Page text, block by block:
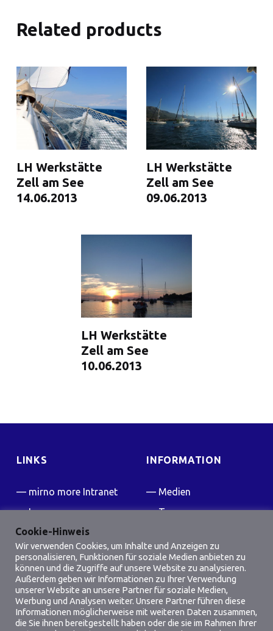
Related products
LH Werkstätte
Zell am See
14.06.2013
LH Werkstätte
Zell am See
09.06.2013
LH Werkstätte
Zell am See
10.06.2013
LINKS
mirno more Intranet
Impressum
Kontakt
FAQ
Friedensflotte Wiki
INFORMATION
Medien
Team
SOCIAL MEDIA
Cookie-Hinweis
Wir verwenden Cookies, um Inhalte und Anzeigen zu
personalisieren, Funktionen für soziale Medien anbieten zu
können und die Zugriffe auf unsere Website zu analysieren.
Außerdem geben wir Informationen zu Ihrer Verwendung
unserer Website an unsere Partner für soziale Medien,
Werbung und Analysen weiter. Unsere Partner führen diese
Informationen möglicherweise mit weiteren Daten zusammen,
die Sie ihnen bereitgestellt haben oder die sie im Rahmen Ihrer